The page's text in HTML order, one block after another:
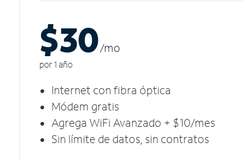
$30/mo
por 1 año
Internet con fibra óptica
Módem gratis
Agrega WiFi Avanzado + $10/mes
Sin límite de datos, sin contratos